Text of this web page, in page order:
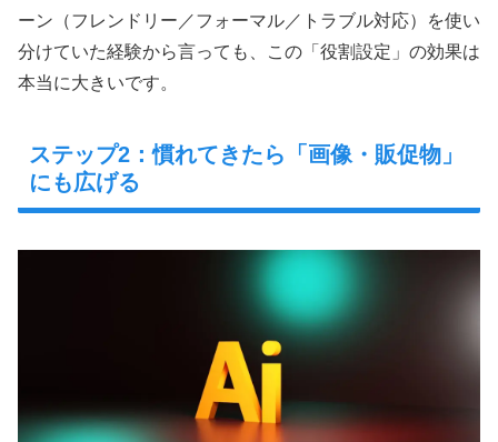
ーン（フレンドリー／フォーマル／トラブル対応）を使い
分けていた経験から言っても、この「役割設定」の効果は
本当に大きいです。
ステップ2：慣れてきたら「画像・販促物」
にも広げる